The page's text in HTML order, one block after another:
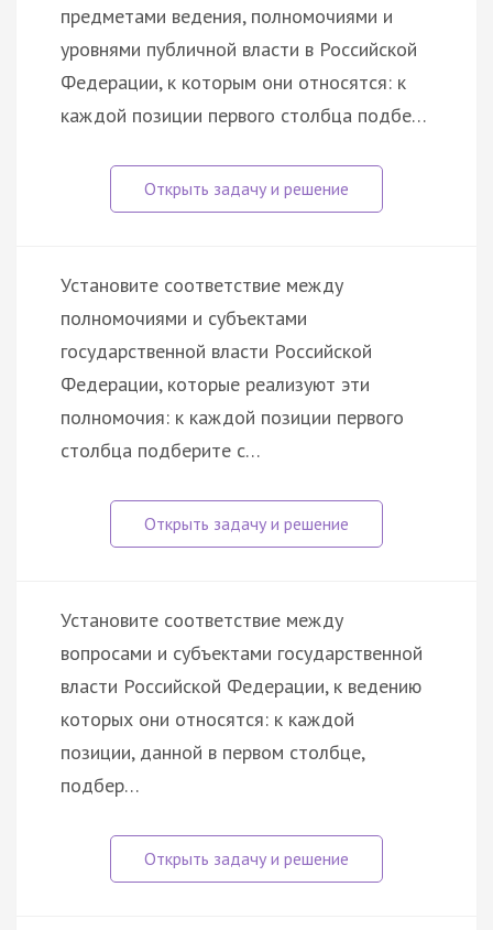
предметами ведения, полномочиями и
уровнями публичной власти в Российской
Федерации, к которым они относятся: к
каждой позиции первого столбца подбе…
Установите соответствие между
полномочиями и субъектами
государственной власти Российской
Федерации, которые реализуют эти
полномочия: к каждой позиции первого
столбца подберите с…
Установите соответствие между
вопросами и субъектами государственной
власти Российской Федерации, к ведению
которых они относятся: к каждой
позиции, данной в первом столбце,
подбер…